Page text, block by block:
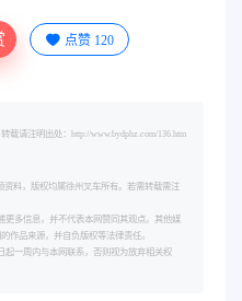
点赞 120
载请注明出处：http://www.bydphz.com/136.htm
资料，版权均属徐州叉车所有。若需转载需注
更多信息，并不代表本网赞同其观点。其他媒
作品来源，并自负版权等法律责任。
起一周内与本网联系，否则视为放弃相关权